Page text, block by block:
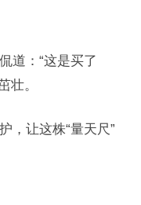
道：“这是买了
壮。
，让这株“量天尺”